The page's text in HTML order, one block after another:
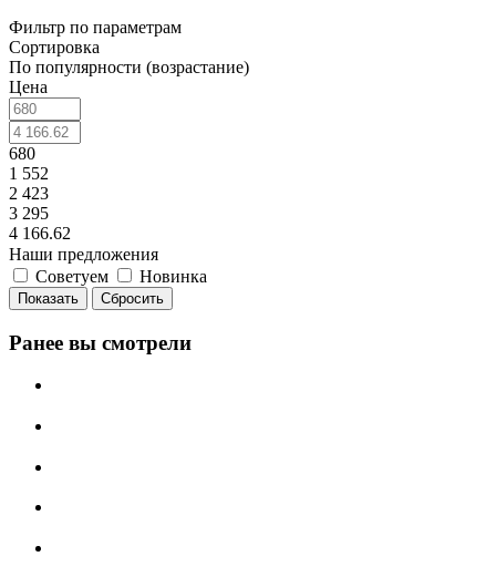
Фильтр по параметрам
Сортировка
По популярности (возрастание)
Цена
680
1 552
2 423
3 295
4 166.62
Наши предложения
Советуем
Новинка
Сбросить
Ранее вы смотрели